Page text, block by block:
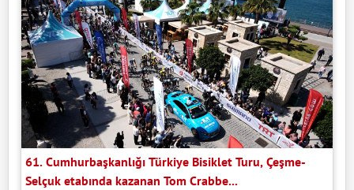
61. Cumhurbaşkanlığı Türkiye Bisiklet Turu, Çeşme-
Selçuk etabında kazanan Tom Crabbe...